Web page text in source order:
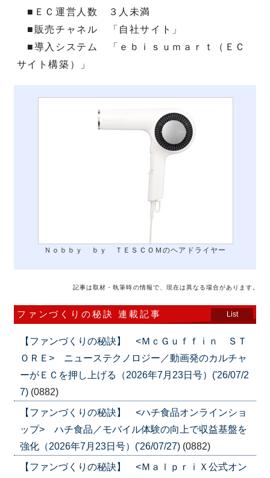
■ＥＣ運営人数 ３人未満
■販売チャネル 「自社サイト」
■導入システム 「ｅｂｉｓｕｍａｒｔ（ＥＣ
サイト構築）」
Ｎｏｂｂｙ ｂｙ ＴＥＳＣＯＭのヘアドライヤー
記事は取材・執筆時の情報で、現在は異なる場合があります。
ファンづくりの秘訣 連載記事 List
【ファンづくりの秘訣】 <ＭｃＧｕｆｆｉｎ ＳＴ
ＯＲＥ> ニューステクノロジー／動画発のカルチャ
ーがＥＣを押し上げる（2026年7月23日号）('26/07/2
7) (0882)
【ファンづくりの秘訣】 <ハチ食品オンラインショ
ップ> ハチ食品／モバイル体験の向上で収益基盤を
強化（2026年7月23日号）('26/07/27) (0882)
【ファンづくりの秘訣】 <ＭａｌｐｒｉＸ公式オン